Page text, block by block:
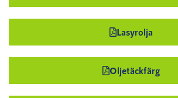
Lasyrolja
Oljetäckfärg